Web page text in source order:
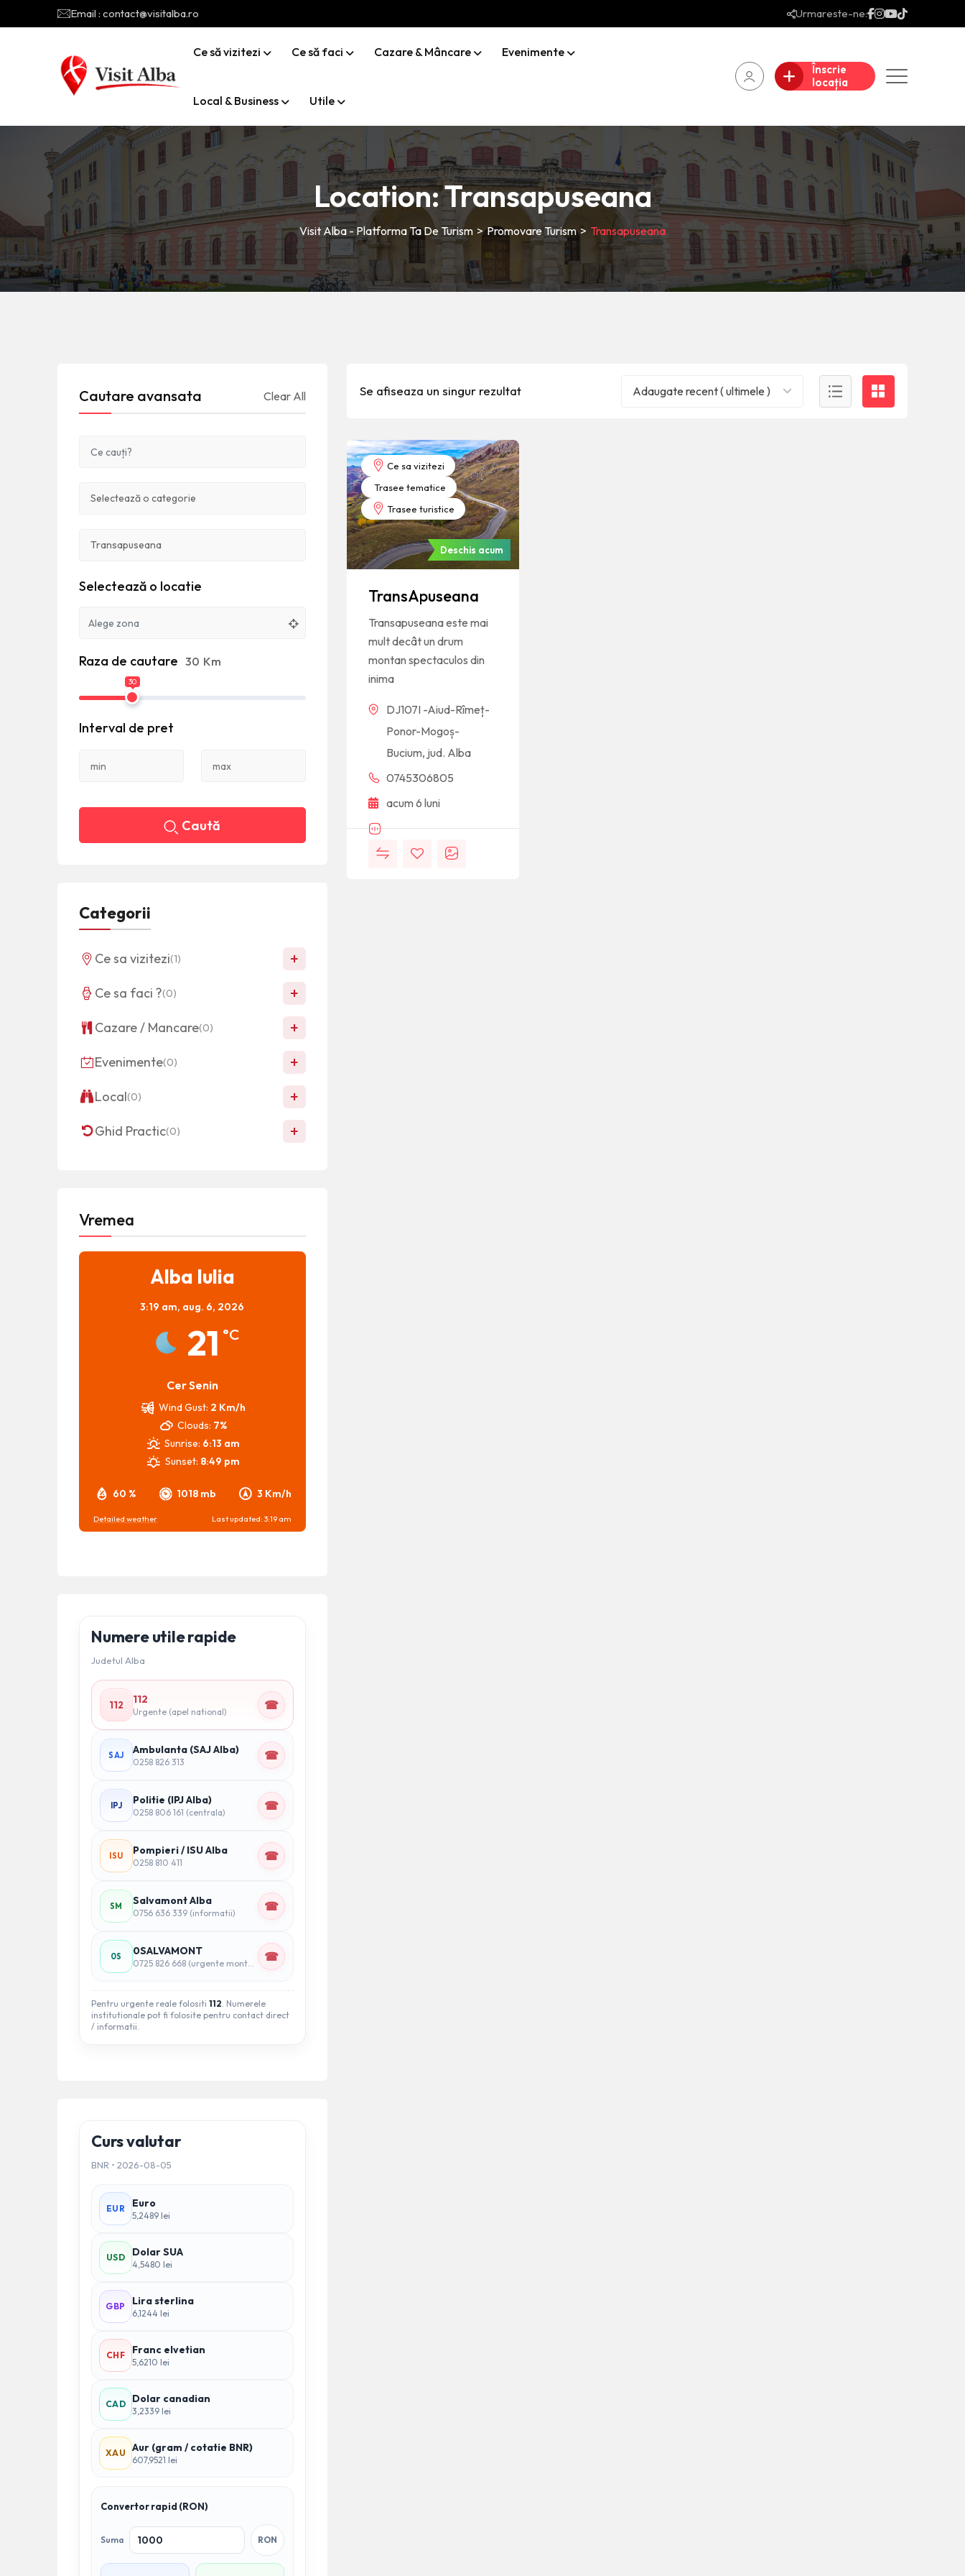
Email : contact@visitalba.ro Urmareste-ne:
Ce să vizitezi Ce să faci Cazare & Mâncare Evenimente
Local & Business Utile
Înscrie
locația
Location:Transapuseana
Visit Alba - Platforma Ta De Turism >Promovare Turism> Transapuseana
Se afiseaza un singur rezultat Adaugate recent ( ultimele )
Ce sa vizitezi
Trasee tematice
Trasee turistice
Deschis acum
TransApuseana
Transapuseana este mai
mult decât un drum
montan spectaculos din
inima
DJ107I -Aiud-Rîmeț-
Ponor-Mogoș-
Bucium, jud. Alba
0745306805
acum 6 luni
Cautare avansata Clear All
Selectează o locatie
Raza de cautare 30 Km
30
Interval de pret
Caută
Categorii
Ce sa vizitezi(1) +
Ce sa faci ?(0) +
Cazare / Mancare(0) +
Evenimente(0) +
Local(0) +
Ghid Practic(0) +
Vremea
Alba Iulia
3:19 am, aug. 6, 2026
21 °C
Cer Senin
60 % 1018 mb 3 Km/h
Wind Gust: 2 Km/h
Clouds: 7%
Sunrise: 6:13 am
Sunset: 8:49 pm
Detailed weather Last updated: 3:19 am
Numere utile rapide
Judetul Alba
112 112
Urgente (apel national) ☎
SAJ Ambulanta (SAJ Alba)
0258 826 313 ☎
IPJ Politie (IPJ Alba)
0258 806 161 (centrala) ☎
ISU Pompieri / ISU Alba
0258 810 411 ☎
SM Salvamont Alba
0756 636 339 (informatii) ☎
0S 0SALVAMONT ☎
Pentru urgente reale folositi 112. Numerele
institutionale pot fi folosite pentru contact direct
/ informatii.
Curs valutar
BNR • 2026-08-05
EUR Euro
5,2489 lei
USD Dolar SUA
4,5480 lei
GBP Lira sterlina
6,1244 lei
CHF Franc elvetian
5,6210 lei
CAD Dolar canadian
3,2339 lei
XAU Aur (gram / cotatie BNR)
607,9521 lei
Convertor rapid (RON)
Suma RON